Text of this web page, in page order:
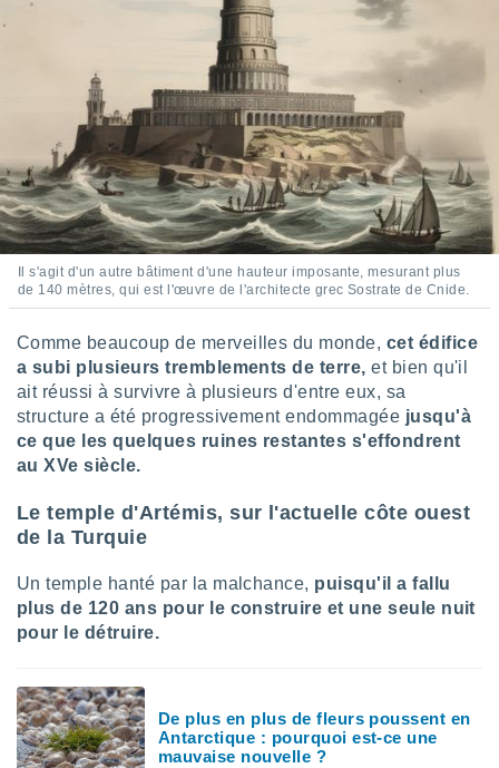
Il s'agit d'un autre bâtiment d'une hauteur imposante, mesurant plus
de 140 mètres, qui est l'œuvre de l'architecte grec Sostrate de Cnide.
Comme beaucoup de merveilles du monde, cet édifice
a subi plusieurs tremblements de terre,et bien qu'il
ait réussi à survivre à plusieurs d'entre eux, sa
structure a été progressivement endommagée jusqu'à
ce que les quelques ruines restantes s'effondrent
au XVe siècle.
Le temple d'Artémis, sur l'actuelle côte ouest
de la Turquie
Un temple hanté par la malchance, puisqu'il a fallu
plus de 120 ans pour le construire et une seule nuit
pour le détruire.
De plus en plus de fleurs poussent en
Antarctique : pourquoi est-ce une
mauvaise nouvelle ?